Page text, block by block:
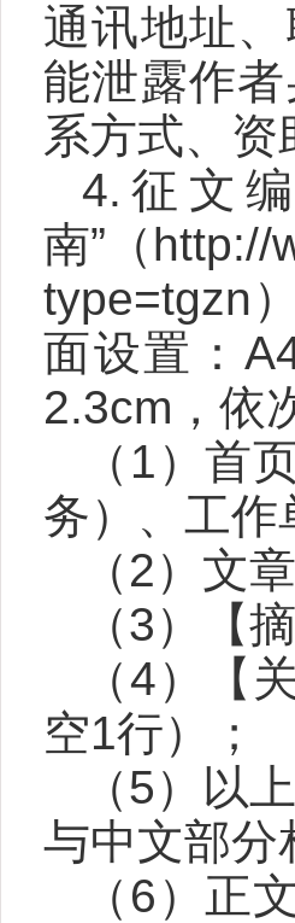
通讯地址
能泄露作
系方式、
4.征文
南” （http://
type=tgzn
面设置：
2.3cm ，依
（ 1 ）首
务）、工作
（2）文
（3）【
（4）【
空1行）；
（5）以
与中文部分
（ 6 ）正